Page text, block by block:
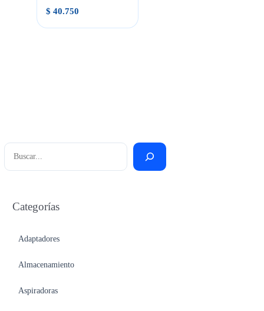
Categorías
Adaptadores
Almacenamiento
Aspiradoras
$ 40.750